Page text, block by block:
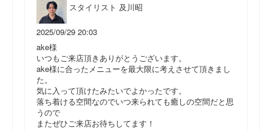
スタイリスト 及川昭
2025/09/29 20:03
ake様
いつもご来店頂きありがとうございます。
ake様に合ったメニューを最大限に考えさせて頂きまし
た。
気に入って頂けたみたいでよかったです。
落ち着ける空間なのでいつ来られても癒しの空間だと思
うので
またぜひご来店お待ちしてます！